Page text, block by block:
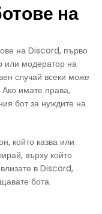
на
на Discord, първо
или модератор на
случай всеки може
имате права,
бот за нуждите на
който казва или
върху който
в Discord,
бота.